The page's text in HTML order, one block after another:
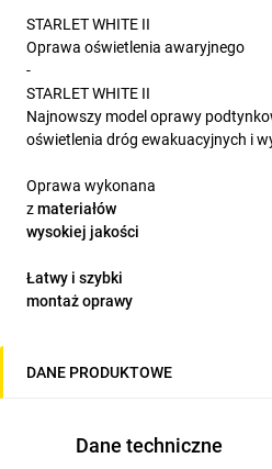
STARLET WHITE II
Oprawa oświetlenia awaryjnego
-
STARLET WHITE II
Najnowszy model oprawy
oświetlenia dróg ewakuacyjnych i
Oprawa wykonana
zmateriałów
wysokiej jakości
Łatwy i szybki
montaż oprawy
mocy i wydajności
GŁÓWNE CECHY OPRAWY
DANE PRODUKTOWE
Dane techniczne